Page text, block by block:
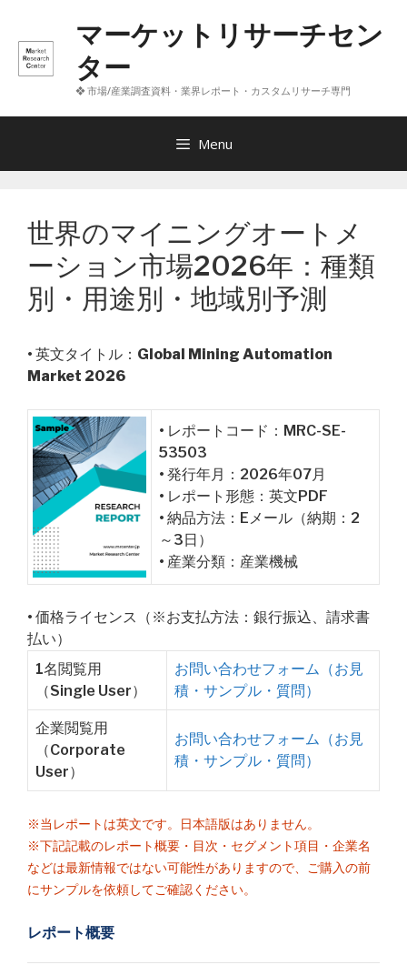
へ
マーケットリサーチセン
ター
❖ 市場/産業調査資料・業界レポート・カスタムリサーチ専門
Menu
世界のマイニングオートメ
ーション市場2026年：種類
別・用途別・地域別予測
• 英文タイトル： Global Mining Automation
Market 2026
• レポートコード：MRC-SE-
53503
• 発行年月：2026年07月
• レポート形態：英文PDF
• 納品方法：Eメール（納期：2
～3日）
• 産業分類：産業機械
• 価格ライセンス（※お支払方法：銀行振込、請求書
払い）
1名閲覧用
（Single User）
お問い合わせフォーム（お見
積・サンプル・質問）
企業閲覧用
（Corporate
User）
お問い合わせフォーム（お見
積・サンプル・質問）
※当レポートは英文です。日本語版はありません。
※下記記載のレポート概要・目次・セグメント項目・企業名
などは最新情報ではない可能性がありますので、ご購入の前
にサンプルを依頼してご確認ください。
レポート概要